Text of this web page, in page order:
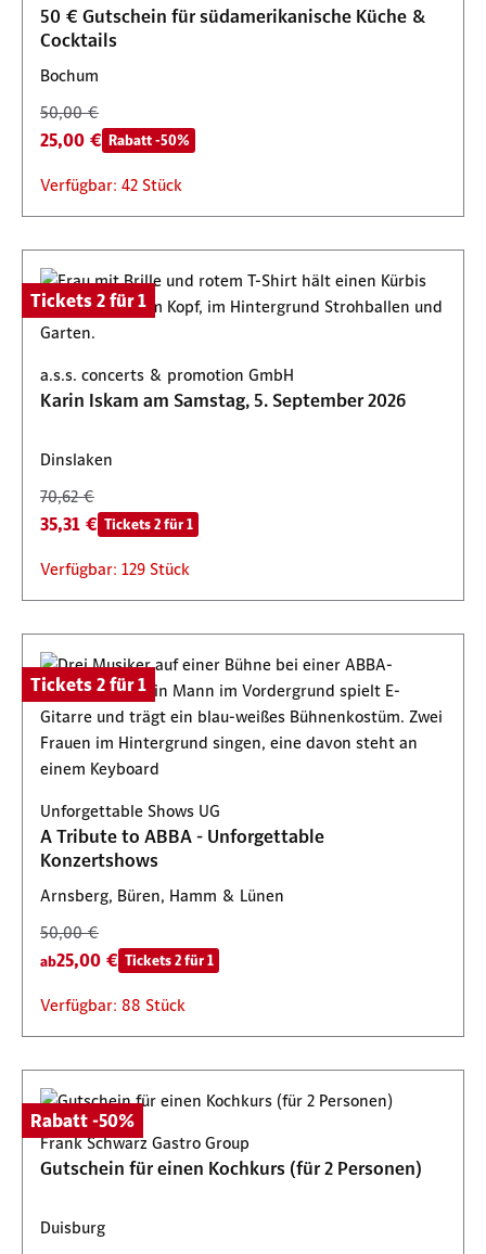
50 € Gutschein für südamerikanische Küche &
Cocktails
Bochum
50,00 €
25,00 € Rabatt -50%
Verfügbar: 42 Stück
Tickets 2 für 1
a.s.s. concerts & promotion GmbH
Karin Iskam am Samstag, 5. September 2026
Dinslaken
70,62 €
35,31 € Tickets 2 für 1
Verfügbar: 129 Stück
Tickets 2 für 1
Unforgettable Shows UG
A Tribute to ABBA - Unforgettable
Konzertshows
Arnsberg, Büren, Hamm & Lünen
50,00 €
ab25,00 € Tickets 2 für 1
Verfügbar: 88 Stück
Rabatt -50%
Frank Schwarz Gastro Group
Gutschein für einen Kochkurs (für 2 Personen)
Duisburg